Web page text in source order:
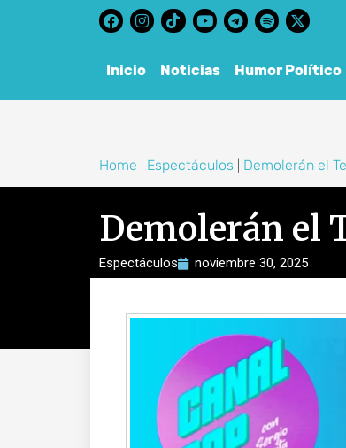
Inicio Noticias Humor Político
Home Espectáculos Demolerán el
Demolerán el
Espectáculos noviembre 30, 2025